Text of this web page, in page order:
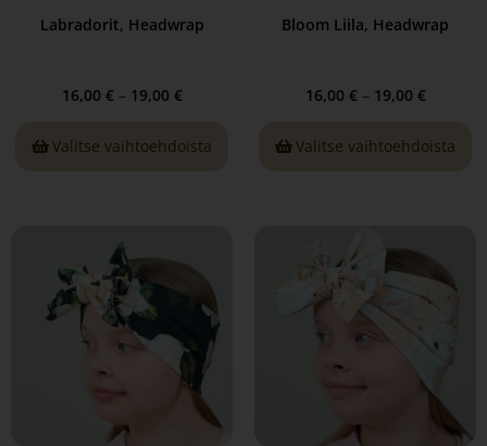
Labradorit, Headwrap
16,00 € – 19,00 €
Valitse vaihtoehdoista
Bloom Liila, Headwrap
16,00 € – 19,00 €
Valitse vaihtoehdoista